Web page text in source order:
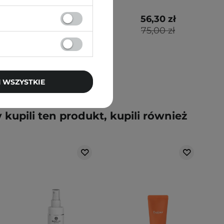
205,00 zł
174,30 zł
75,00 zł
56,30 zł
kupili ten produkt, kupili również